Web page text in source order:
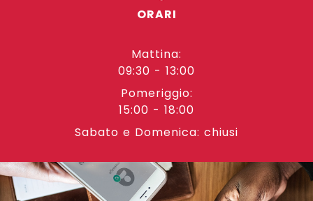
ORARI
Mattina:
09:30 - 13:00
Pomeriggio:
15:00 - 18:00
Sabato e Domenica: chiusi